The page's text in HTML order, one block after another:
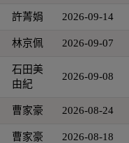
許菁娟 2026-09-14
林京佩 2026-09-07
石田美
由紀
2026-09-08
曹家豪 2026-08-24
曹家豪 2026-08-18